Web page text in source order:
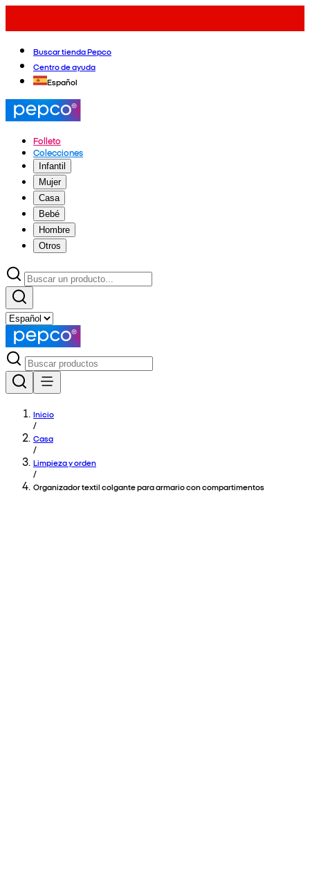
Buscar tienda Pepco
Centro de ayuda
Español
Folleto
Colecciones
Infantil
Mujer
Casa
Bebé
Hombre
Otros
Inicio
/
Casa
/
Limpieza y orden
/
Organizador textil colgante para armario con compartimentos